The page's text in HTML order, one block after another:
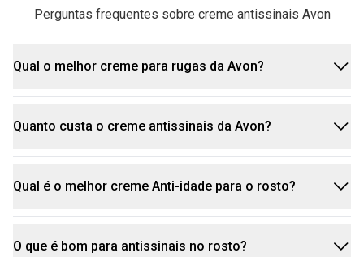
Perguntas frequentes sobre creme antissinais Avon
Qual o melhor creme para rugas da Avon?
O Renew Antissinais é reconhecido como um
dos cremes com ótimos resultados para linhas
com ingredientes avançados e tecnologia de ponta
que proporcionam uma pele mais firme e
rejuvenescida.
Quanto custa o creme antissinais da Avon?
O custo do creme antissinais Avon pode variar
dependendo do produto específico e das
Qual é o melhor creme Anti-idade para o rosto?
O Renew Antissinais possui produtos que
O que é bom para antissinais no rosto?